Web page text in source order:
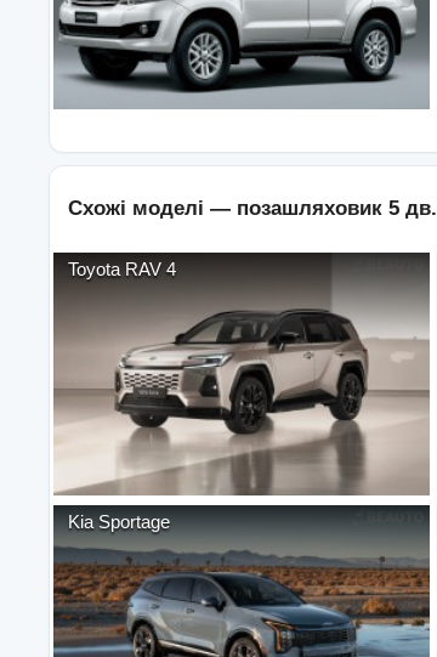
Схожі моделі — позашляховик 5 дв.
Toyota RAV 4
Kia Sportage